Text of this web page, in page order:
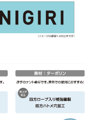
メ 駐車場 鍋 夏
文方法